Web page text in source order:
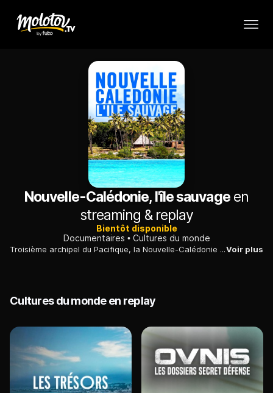
Nouvelle-Calédonie, l'île sauvageen
streaming & replay
Bientôt disponible
Documentaires
Cultures du monde
Troisième archipel du Pacifique, la Nouvelle-Calédonie possède une faune unique au monde avec plus de 4 300 animaux recensés, dont plus de mille espèces de poissons.Voir plus
Cultures du monde en replay